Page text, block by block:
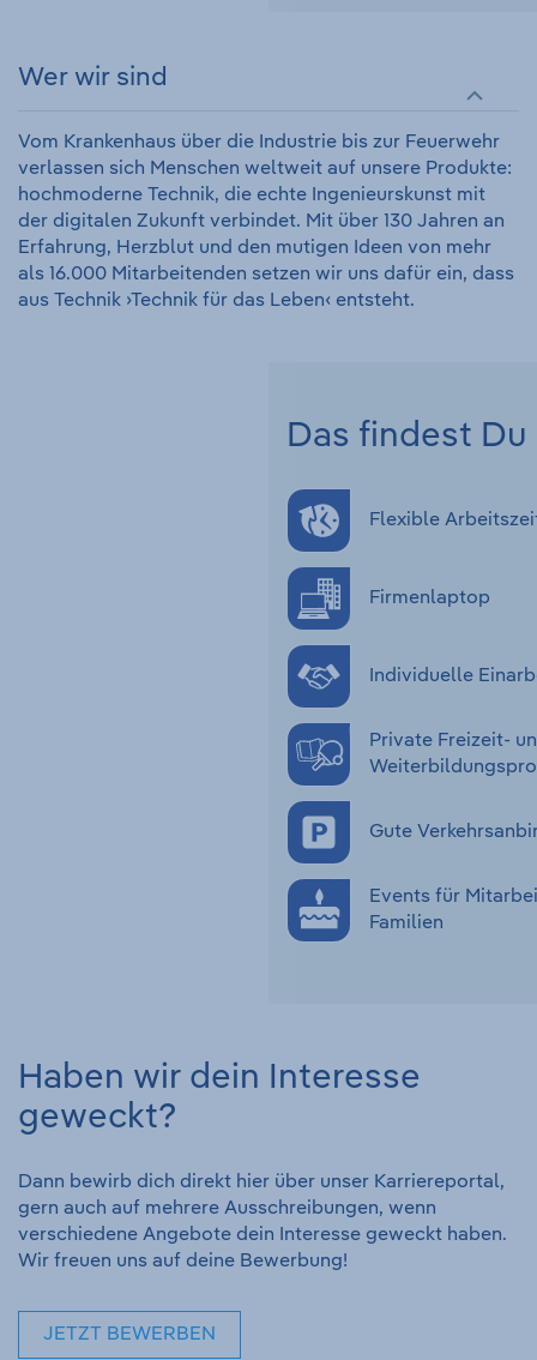
Wer wir sind
Vom Krankenhaus über die Industrie bis zur Feuerwehr
verlassen sich Menschen weltweit auf unsere Produkte:
hochmoderne Technik, die echte Ingenieurskunst mit
der digitalen Zukunft verbindet. Mit über 130 Jahren an
Erfahrung, Herzblut und den mutigen Ideen von mehr
als 16.000 Mitarbeitenden setzen wir uns dafür ein, dass
aus Technik ›Technik für das Leben‹ entsteht.
Das findest Du
Flexible
Firmenlaptop
Individuelle
Private Freizeit-
Gute
Events für
Familien
Haben wir dein Interesse
geweckt?
Dann bewirb dich direkt hier über unser Karriereportal,
gern auch auf mehrere Ausschreibungen, wenn
verschiedene Angebote dein Interesse geweckt haben.
Wir freuen uns auf deine Bewerbung!
JETZT BEWERBEN